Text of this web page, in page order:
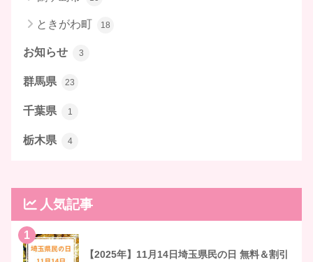
ときがわ町 18
お知らせ 3
群馬県 23
千葉県 1
栃木県 4
人気記事
1
【2025年】11月14日埼玉県民の日 無料＆割引